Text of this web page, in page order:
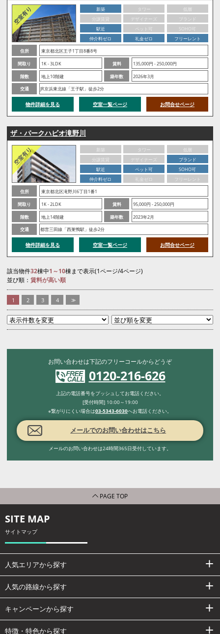
新築 タワー
低層
分譲賃貸
デザイナーズ
ブランド
駅近
ペット可
SOHO可
仲介料ゼロ
礼金ゼロ
フリーレント
住所
東京都北区王子1丁目8番8号
間取り
1K - 3LDK 賃料
135,000円 - 250,000円
階数
地上10階建 築年数
2026年3月
交通
JR京浜東北線「王子駅」徒歩2分
物件詳細を見る 空室一覧ページ お問合せページ
ザ・パークハビオ滝野川
新築 タワー
低層
分譲賃貸
デザイナーズ
ブランド
駅近
ペット可
SOHO可
仲介料ゼロ
礼金ゼロ
フリーレント
住所
東京都北区滝野川6丁目1番1
間取り
1K - 2LDK 賃料
95,000円 - 250,000円
階数
地上14階建 築年数
2023年2月
交通
都営三田線「西巣鴨駅」徒歩2分
物件詳細を見る 空室一覧ページ お問合せページ
該当物件32棟中1～10棟まで表示(1ページ/4ページ)
並び順： 賃料が高い順
1 2 3 4 >>
お問い合わせは下記のフリーコールからどうぞ
0120-216-626
上記の電話番号をプッシュしてお電話ください。
[受付時間] 10:00～19:00
※繋がりにくい場合は03-5343-6030へお電話ください。
メールでのお問い合わせはこちら
メールのお問い合わせは24時間365日受付しています。
PAGE TOP
SITE MAP
サイトマップ
人気エリアから探す
人気の路線から探す
キャンペーンから探す
特徴・特色から探す